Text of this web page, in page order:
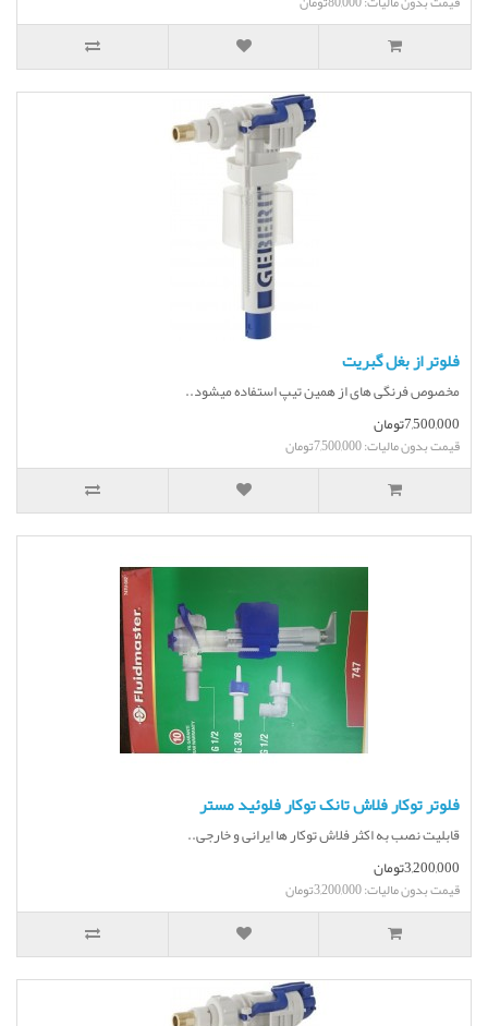
فلوتر از بغل گبریت
مخصوص فرنگی های از همین تیپ استفاده میشود..
7,500,000تومان
قیمت بدون مالیات: 7,500,000تومان
فلوتر توکار فلاش تانک توکار فلوئید مستر
قابلیت نصب به اکثر فلاش توکار ها ایرانی و خارجی..
3,200,000تومان
قیمت بدون مالیات: 3,200,000تومان